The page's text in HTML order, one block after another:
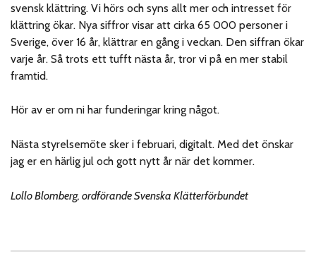
svensk klättring. Vi hörs och syns allt mer och intresset för
klättring ökar. Nya siffror visar att cirka 65 000 personer i
Sverige, över 16 år, klättrar en gång i veckan. Den siffran ökar
varje år. Så trots ett tufft nästa år, tror vi på en mer stabil
framtid.
Hör av er om ni har funderingar kring något.
Nästa styrelsemöte sker i februari, digitalt. Med det önskar
jag er en härlig jul och gott nytt år när det kommer.
Lollo Blomberg, ordförande Svenska Klätterförbundet